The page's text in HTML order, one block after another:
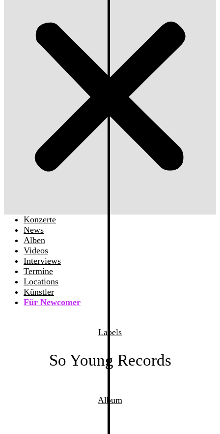
Konzerte
News
Alben
Videos
Interviews
Termine
Locations
Künstler
Für Newcomer
Labels
So Young Records
Album